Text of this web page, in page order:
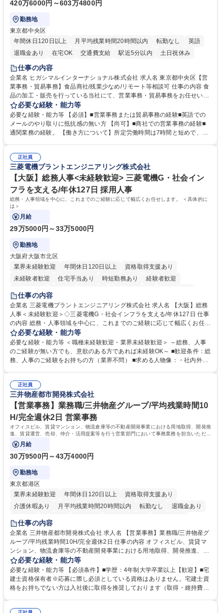
420万6000円～603万4800円
勤務地
東京都中央区
年間休日120日以上
月平均残業時間20時間以内 転勤なし
英語
退職金あり
在宅OK 交通費支給 駅近5分以内 土日祝休み
仕事の内容
企業名 ヒガシマルインターナショナル株式会社 求人名 東京都中央区【営
業事務・貿易事務】食品商社/残業少なめ/リモート等相談可 仕事の内容 食
品の加工・販売を行っている当社にて、営業事務・貿易事務をお任せいた
します。営業社員のサポートポジションとして、受発注から海外工場との
調整まで幅広く対応し、当社事業の根幹を支えていただきます。 ■受発注
業務、請求書発行 ■海外工場とのスケジュール調整 ■在庫管理 ■輸入書類
の確認・作成 ■配送手配 ■通関業者を通して行う輸出入業全般 ■倉庫との
ルプロデュースしているため、商品に関わる全ての業務をサポート頂きま
す。 募集職種 東京都中央区【営業事務・貿易事務】食品商社/残業少なめ/
リモート等相談可
必要な経験・能力等
必要な経験・能力等 【必須】■営業事務または貿易事務の経験■英語での
メールのやり取りに抵抗感の無い方 【尚可】■商社での営業事務の経験■
通関業務の経験。 【働き方について】所定労働時間は7時間と短めで、残
の強み】1991年の設立以来、外食産業を中心としたお客様の多様なニー
ズに沿った冷凍水産物等の生産・輸入・販売を一貫して手掛けています。
自社工場と海外拠点の強固な連携によるワンストップサービスが最大の強
みです。 学歴・資格 学歴：大学院 大学 語学力：英語 資格：
正社員
三菱電機プラントエンジニアリング株式会社
【大阪】総務人事<未経験歓迎> 三菱電機G・社会イン
フラを支える/年休127日 採用人事
総務・人事領域を中心に、これまでのご経験に応じて幅広くお任せします。 ＜具体的に
は＞
月給
29万5000円～33万5000円
勤務地
大阪府大阪市北区
業界未経験歓迎
年間休日120日以上
資格取得支援あり
未経験者歓迎
住宅手当あり 時短勤務あり
経験者歓迎
退職金あり
駅近5分以内
土日祝休み 服装自由 寮・社宅あり 食事補助あり
仕事の内容
企業名 三菱電機プラントエンジニアリング株式会社 求人名 【大阪】総務
人事＜未経験歓迎＞◇三菱電機G・社会インフラを支える/年休127日 仕事
の内容 総務・人事領域を中心に、これまでのご経験に応じて幅広くお任せ
します。 ＜具体的には＞ ・総務/人事労務（給与・社保・勤怠管理など）
・採用・教育研修 ・福利厚生運用 など ※基本的には事務所勤務ですが、
採用や教育等の業務内容により、関西圏以外への日帰り・宿泊を伴う国内
出張もございます。 ※担当業務を持ちつつ、お互いに助け合いながら、総
必要な経験・能力等
必要な経験・能力等 ＜職種未経験歓迎・業界未経験歓迎＞ ～総務、人事
のご経験が無い方でも、意欲のある方であれば未経験OK～ ■歓迎条件：総
務、人事のご経験をお持ちの方（業界不問） ■求める人物像：・社内外の
正社員
三井物産都市開発株式会社
【営業事務】業務職/三井物産グループ/平均残業時間10
H/完全週休2日 営業事務
オフィスビル、賃貸マンション、物流倉庫等の不動産開発事業における用地取得、開発推
進、賃貸運営、売却、仲介・活用提案等を行う営業部門において事務業務を担当いただき
ます。
月給
30万9500円～43万4000円
勤務地
東京都港区
業界未経験歓迎
年間休日120日以上
資格取得支援あり
介護休暇あり
月平均残業時間20時間以内 転勤なし
退職金あり
在宅OK
賞与あり
駅近5分以内
土日祝休み 寮・社宅あり
仕事の内容
企業名 三井物産都市開発株式会社 求人名 【営業事務】業務職/三井物産グ
ループ/平均残業時間10H/完全週休2日 仕事の内容 オフィスビル、賃貸マ
ンション、物流倉庫等の不動産開発事業における用地取得、開発推進、賃
貸運営、売却、仲介・活用提案等を行う営業部門において事務業務を担当
いただきます。 【詳細】・契約書管理、契約書製本、捺印対応、ファイリ
ング、登記簿取得、調書取得・支払業務（各種費用支払、支払管理、請
求・支払データ登録、取引先マスター申請対応）・予算作成及び予実管
必要な経験・能力等
必要な経験・能力等 【必須条件】■学歴：4年制大学卒業以上【歓迎】■宅
建士資格保有者※応募に際し必須としている資格はありません。宅建士資
格をお持ちでない方は入社後に取得を推奨しております（取得・維持費用